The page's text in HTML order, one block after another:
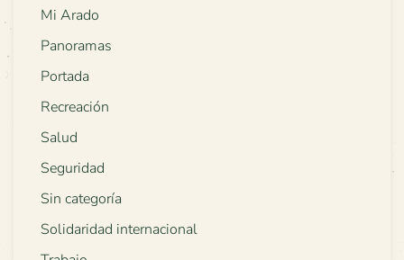
Mi Arado
Panoramas
Portada
Recreación
Salud
Seguridad
Sin categoría
Solidaridad internacional